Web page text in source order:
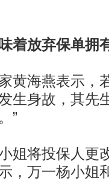
着放弃保单拥
海燕表示，
生身故，其先
”
将投保人更
，万一杨小姐